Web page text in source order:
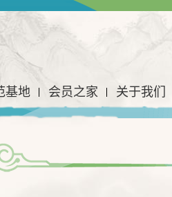
基地 会员之家 关于我们